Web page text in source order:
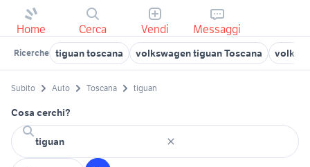
Home Cerca Vendi Messaggi
Ricerche tiguan toscana volkswagen tiguan Toscana
Subito Auto Toscana tiguan
Cosa cerchi?